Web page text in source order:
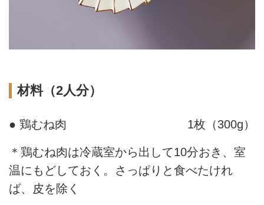
材料（2人分）
● 鶏むね肉 1枚（300g）
＊鶏むね肉は冷蔵室から出して10分おき、室
温にもどしておく。さっぱりと食べたけれ
ば、皮を除く